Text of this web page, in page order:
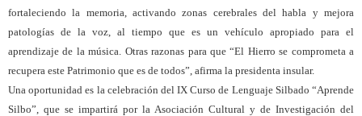
fortaleciendo la memoria, activando zonas cerebrales del habla y mejora
patologías de la voz, al tiempo que es un vehículo apropiado para el
aprendizaje de la música. Otras razonas para que “El Hierro se comprometa a
recupera este Patrimonio que es de todos”, afirma la presidenta insular.
Una oportunidad es la celebración del IX Curso de Lenguaje Silbado “Aprende
Silbo”, que se impartirá por la Asociación Cultural y de Investigación del